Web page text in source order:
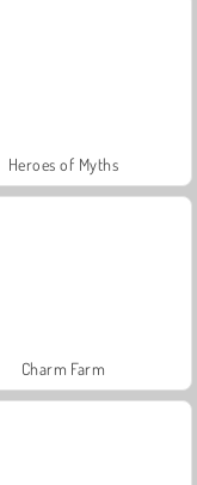
Heroes of Myths
Charm Farm